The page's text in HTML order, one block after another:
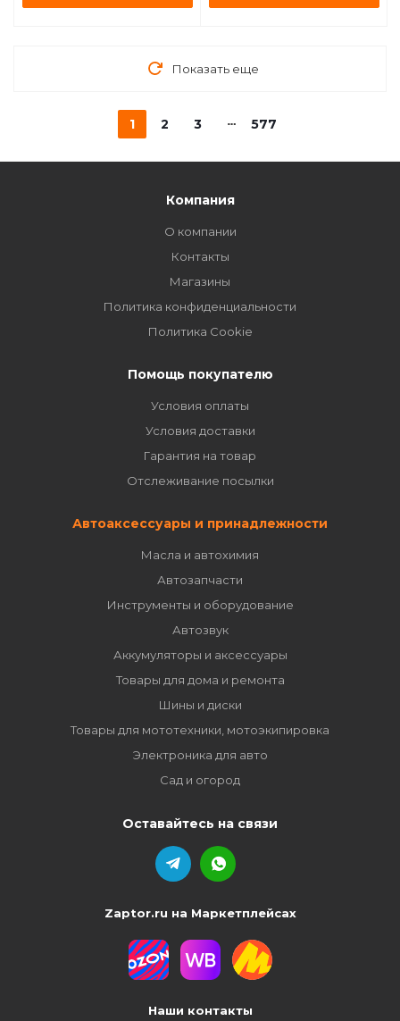
Показать еще
1 2 3 577
Компания
О компании
Контакты
Магазины
Политика конфиденциальности
Политика Cookie
Помощь покупателю
Условия оплаты
Условия доставки
Гарантия на товар
Отслеживание посылки
Автоаксессуары и принадлежности
Масла и автохимия
Автозапчасти
Инструменты и оборудование
Автозвук
Аккумуляторы и аксессуары
Товары для дома и ремонта
Шины и диски
Товары для мототехники, мотоэкипировка
Электроника для авто
Сад и огород
Оставайтесь на связи
Zaptor.ru на Маркетплейсах
Наши контакты